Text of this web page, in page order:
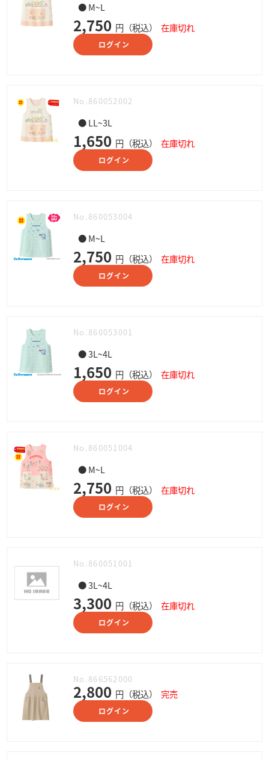
● M~L
2,750 円（税込） 在庫切れ
ログイン
No.860052002
● LL~3L
1,650 円（税込） 在庫切れ
ログイン
No.860053004
● M~L
2,750 円（税込） 在庫切れ
ログイン
No.860053001
● 3L~4L
1,650 円（税込） 在庫切れ
ログイン
No.860051004
● M~L
2,750 円（税込） 在庫切れ
ログイン
No.860051001
● 3L~4L
3,300 円（税込） 在庫切れ
ログイン
No.866562000
2,800 円（税込） 完売
ログイン